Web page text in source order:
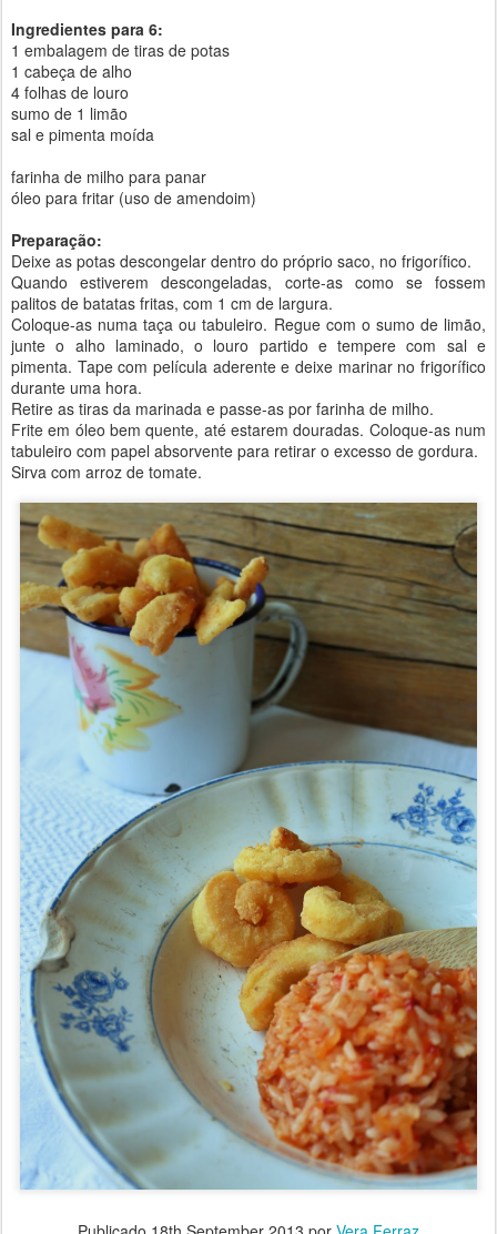
Ingredientes para 6:
1 embalagem de tiras de potas
1 cabeça de alho
4 folhas de louro
sumo de 1 limão
sal e pimenta moída
farinha de milho para panar
óleo para fritar (uso de amendoim)
Preparação:
Deixe as potas descongelar dentro do próprio saco, no frigorífico.
Quando estiverem descongeladas, corte-as como se fossem
palitos de batatas fritas, com 1 cm de largura.
Coloque-as numa taça ou tabuleiro. Regue com o sumo de limão,
junte o alho laminado, o louro partido e tempere com sal e
pimenta. Tape com película aderente e deixe marinar no frigorífico
durante uma hora.
Retire as tiras da marinada e passe-as por farinha de milho.
Frite em óleo bem quente, até estarem douradas. Coloque-as num
tabuleiro com papel absorvente para retirar o excesso de gordura.
Sirva com arroz de tomate.